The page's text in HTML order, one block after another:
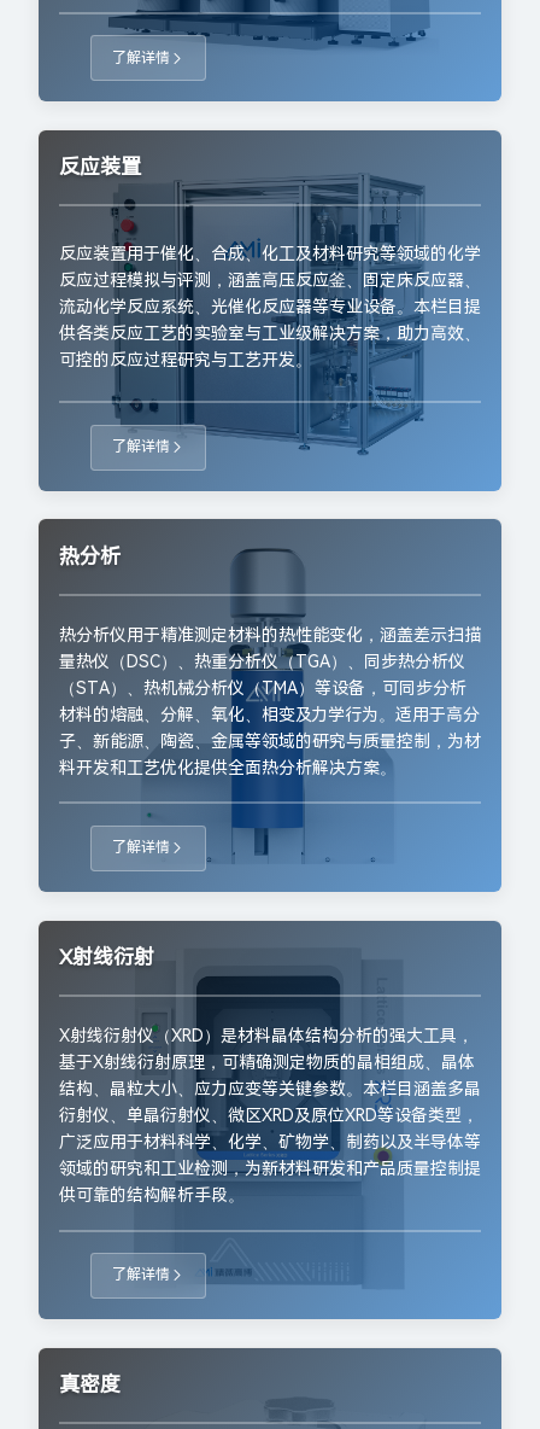
了解详情
反应装置
反应装置用于催化、合成、化工及材料研究等领域的化学
反应过程模拟与评测，涵盖高压反应釜、固定床反应器、
流动化学反应系统、光催化反应器等专业设备。本栏目提
供各类反应工艺的实验室与工业级解决方案，助力高效、
可控的反应过程研究与工艺开发。
了解详情
热分析
热分析仪用于精准测定材料的热性能变化，涵盖差示扫描
量热仪（DSC）、热重分析仪（TGA）、同步热分析仪
（STA）、热机械分析仪（TMA）等设备，可同步分析
材料的熔融、分解、氧化、相变及力学行为。适用于高分
子、新能源、陶瓷、金属等领域的研究与质量控制，为材
料开发和工艺优化提供全面热分析解决方案。
了解详情
X射线衍射
X射线衍射仪（XRD）是材料晶体结构分析的强大工具，
基于X射线衍射原理，可精确测定物质的晶相组成、晶体
结构、晶粒大小、应力应变等关键参数。本栏目涵盖多晶
衍射仪、单晶衍射仪、微区XRD及原位XRD等设备类型，
广泛应用于材料科学、化学、矿物学、制药以及半导体等
领域的研究和工业检测，为新材料研发和产品质量控制提
供可靠的结构解析手段。
了解详情
真密度